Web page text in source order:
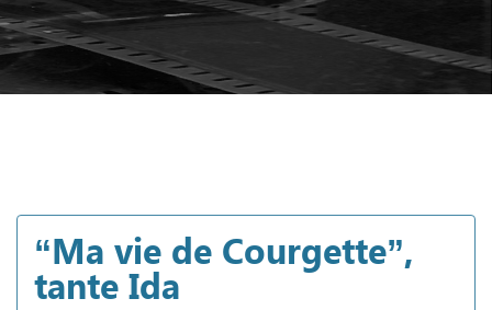
“Ma vie de Courgette”,
tante Ida